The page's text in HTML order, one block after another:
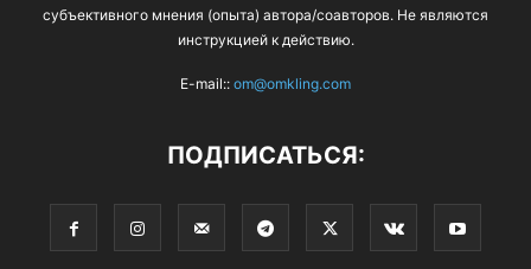
субъективного мнения (опыта) автора/соавторов. Не являются
инструкцией к действию.
E-mail:: om@omkling.com
ПОДПИСАТЬСЯ: